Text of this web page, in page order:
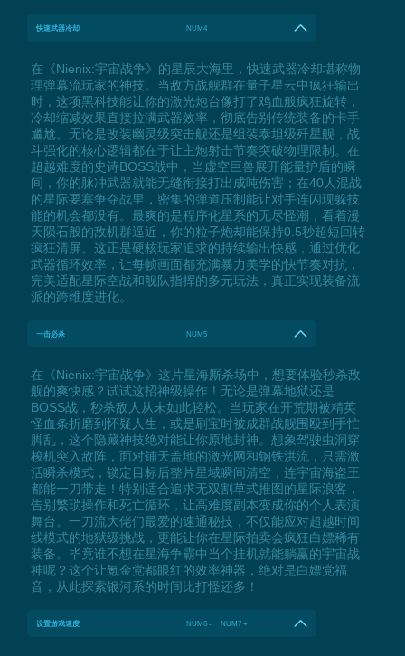
快速武器冷却 NUM4
在《Nienix:宇宙战争》的星辰大海里，快速武器冷却堪称物
理弹幕流玩家的神技。当敌方战舰群在量子星云中疯狂输出
时，这项黑科技能让你的激光炮台像打了鸡血般疯狂旋转，
冷却缩减效果直接拉满武器效率，彻底告别传统装备的卡手
尴尬。无论是改装幽灵级突击舰还是组装泰坦级歼星舰，战
斗强化的核心逻辑都在于让主炮射击节奏突破物理限制。在
超越难度的史诗BOSS战中，当虚空巨兽展开能量护盾的瞬
间，你的脉冲武器就能无缝衔接打出成吨伤害；在40人混战
的星际要塞争夺战里，密集的弹道压制能让对手连闪现躲技
能的机会都没有。最爽的是程序化星系的无尽怪潮，看着漫
天陨石般的敌机群逼近，你的粒子炮却能保持0.5秒超短回转
疯狂清屏。这正是硬核玩家追求的持续输出快感，通过优化
武器循环效率，让每帧画面都充满暴力美学的快节奏对抗，
完美适配星际空战和舰队指挥的多元玩法，真正实现装备流
派的跨维度进化。
一击必杀 NUM5
在《Nienix:宇宙战争》这片星海厮杀场中，想要体验秒杀敌
舰的爽快感？试试这招神级操作！无论是弹幕地狱还是
BOSS战，秒杀敌人从未如此轻松。当玩家在开荒期被精英
怪血条折磨到怀疑人生，或是刷宝时被成群战舰围殴到手忙
脚乱，这个隐藏神技绝对能让你原地封神。想象驾驶虫洞穿
梭机突入敌阵，面对铺天盖地的激光网和钢铁洪流，只需激
活瞬杀模式，锁定目标后整片星域瞬间清空，连宇宙海盗王
都能一刀带走！特别适合追求无双割草式推图的星际浪客，
告别繁琐操作和死亡循环，让高难度副本变成你的个人表演
舞台。一刀流大佬们最爱的速通秘技，不仅能应对超越时间
线模式的地狱级挑战，更能让你在星际拍卖会疯狂白嫖稀有
装备。毕竟谁不想在星海争霸中当个挂机就能躺赢的宇宙战
神呢？这个让氪金党都眼红的效率神器，绝对是白嫖党福
音，从此探索银河系的时间比打怪还多！
设置游戏速度 NUM6 - NUM7 +